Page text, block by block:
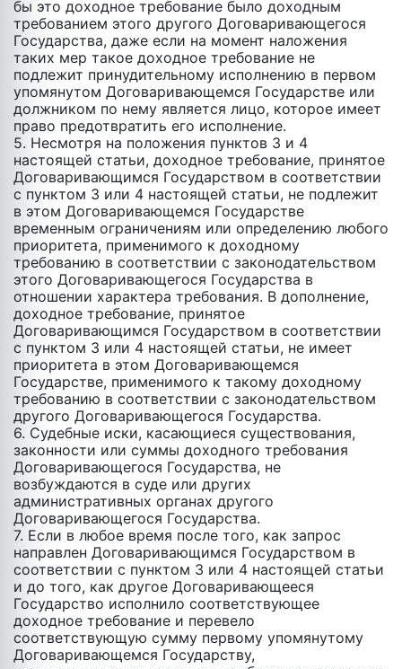
бы это доходное требование было доходным
требованием этого другого Договаривающегося
Государства, даже если на момент наложения
таких мер такое доходное требование не
подлежит принудительному исполнению в первом
упомянутом Договаривающемся Государстве или
должником по нему является лицо, которое имеет
право предотвратить его исполнение.
5. Несмотря на положения пунктов 3 и 4
настоящей статьи, доходное требование, принятое
Договаривающимся Государством в соответствии
с пунктом 3 или 4 настоящей статьи, не подлежит
в этом Договаривающемся Государстве
временным ограничениям или определению любого
приоритета, применимого к доходному
требованию в соответствии c законодательством
этого Договаривающегося Государства в
отношении характера требования. В дополнение,
доходное требование, принятое
Договаривающимся Государством в соответствии
с пунктом 3 или 4 настоящей статьи, не имеет
приоритета в этом Договаривающемся
Государстве, применимого к такому доходному
требованию в соответствии с законодательством
другого Договаривающегося Государства.
6. Судебные иски, касающиеся существования,
законности или суммы доходного требования
Договаривающегося Государства, не
возбуждаются в суде или других
административных органах другого
Договаривающегося Государства.
7. Если в любое время после того, как запрос
направлен Договаривающимся Государством в
соответствии c пунктом 3 или 4 настоящей статьи
и до того, как другое Договаривающееся
Государство исполнило соответствующее
доходное требование и перевело
соответствующую сумму первому упомянутому
Договаривающемся Государству,